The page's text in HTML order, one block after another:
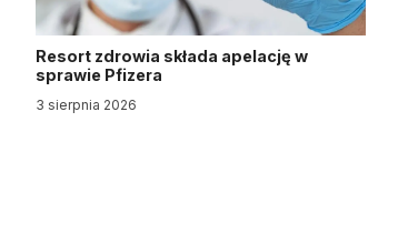
Resort zdrowia składa apelację w
sprawie Pfizera
3 sierpnia 2026